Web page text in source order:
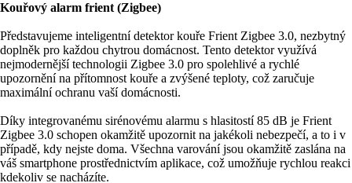
Kouřový alarm frient (Zigbee)
Představujeme inteligentní detektor kouře Frient Zigbee 3.0, nezbytný
doplněk pro každou chytrou domácnost. Tento detektor využívá
nejmodernější technologii Zigbee 3.0 pro spolehlivé a rychlé
upozornění na přítomnost kouře a zvýšené teploty, což zaručuje
maximální ochranu vaší domácnosti.
Díky integrovanému sirénovému alarmu s hlasitostí 85 dB je Frient
Zigbee 3.0 schopen okamžitě upozornit na jakékoli nebezpečí, a to i v
případě, kdy nejste doma. Všechna varování jsou okamžitě zaslána na
váš smartphone prostřednictvím aplikace, což umožňuje rychlou reakci
kdekoliv se nacházíte.